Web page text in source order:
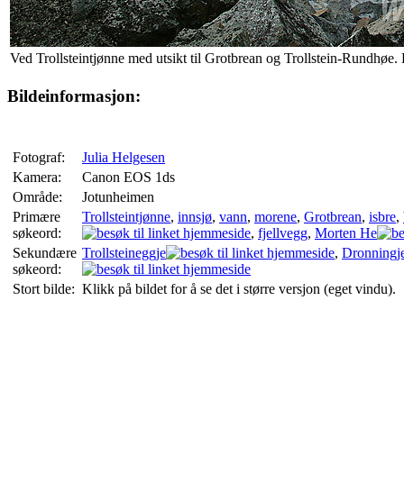
Ved Trollsteintjønne med utsikt til Grotbrean og Trollstein-
Bildeinformasjon:
Fotograf:
Julia Helgesen
Kamera:
Canon EOS 1ds
Område:
Jotunheimen
Primære
søkeord:
Trollsteintjønne, innsjø, vann, morene, Grotbrean, isbre,
, fjellvegg, Morten He
Sekundære
søkeord:
Trollsteineggje ,
Stort bilde: Klikk på bildet for å se det i større versjon (eget vindu).